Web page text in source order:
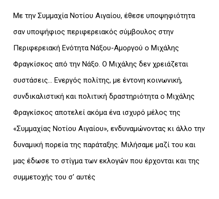
Με την Συμμαχία Νοτίου Αιγαίου, έθεσε υποψηφιότητα
σαν υποψήφιος περιφερειακός σύμβουλος στην
Περιφερειακή Ενότητα Νάξου-Αμοργού ο Μιχάλης
Φραγκίσκος από την Νάξο. Ο Μιχάλης δεν χρειάζεται
συστάσεις… Ενεργός πολίτης, με έντονη κοινωνική,
συνδικαλιστική και πολιτική δραστηριότητα ο Μιχάλης
Φραγκίσκος αποτελεί ακόμα ένα ισχυρό μέλος της
«Συμμαχίας Νοτίου Αιγαίου», ενδυναμώνοντας κι άλλο την
δυναμική πορεία της παράταξης. Μιλήσαμε μαζί του και
μας έδωσε το στίγμα των εκλογών που έρχονται και της
συμμετοχής του σ’ αυτές